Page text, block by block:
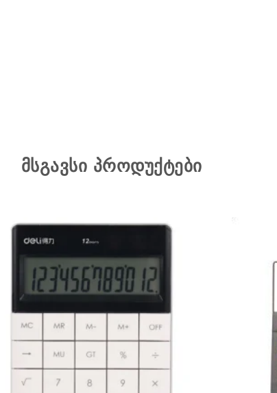
მსგავსი პროდუქტები